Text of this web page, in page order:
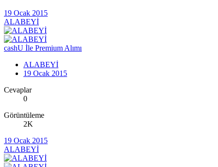
19 Ocak 2015
ALABEYİ
cashU İle Premium Alımı
ALABEYİ
19 Ocak 2015
Cevaplar
0
Görüntüleme
2K
19 Ocak 2015
ALABEYİ